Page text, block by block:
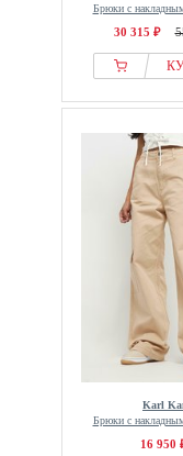
Брюки с
30 315 ₽
Karl
Брюки с
16 950